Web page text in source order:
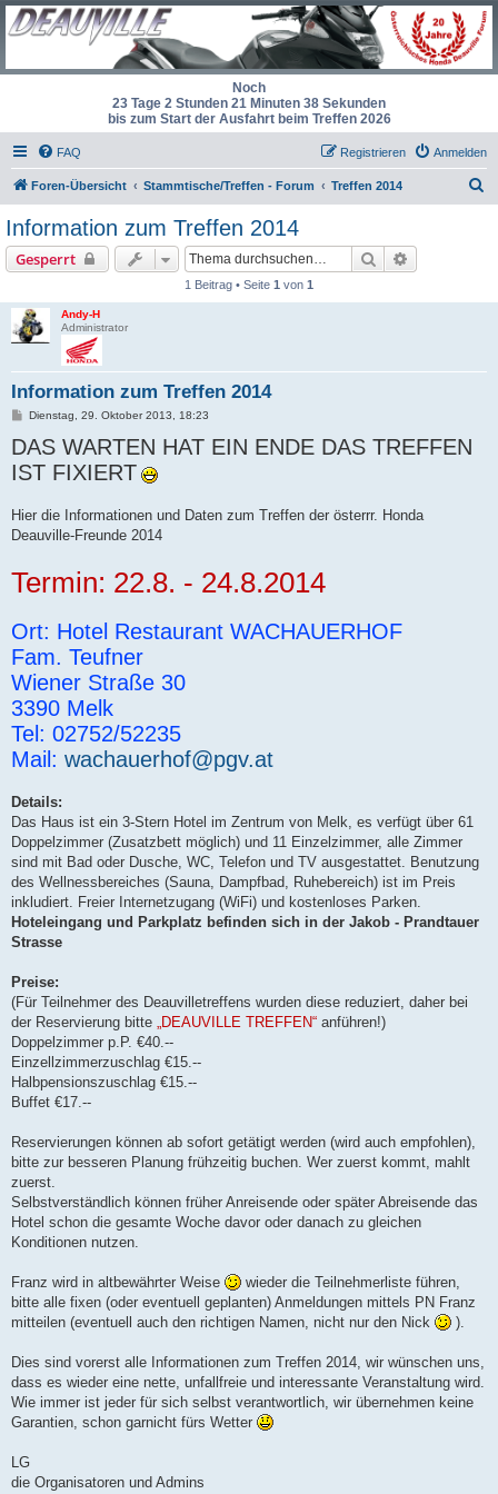
Noch
23 Tage 2 Stunden 21 Minuten 38 Sekunden
bis zum Start der Ausfahrt beim Treffen 2026
FAQ Anmelden
Registrieren
Foren-Übersicht Stammtische/Treffen - Forum Treffen 2014
Information zum Treffen 2014
Gesperrt Suche
1 Beitrag • Seite 1 von 1
Andy-H
Administrator
Information zum Treffen 2014
B
i
t
r
a
Dienstag, 29. Oktober 2013, 18:23
DAS WARTEN HAT EIN ENDE DAS TREFFEN
IST FIXIERT
Hier die Informationen und Daten zum Treffen der österrr. Honda
Deauville-Freunde 2014
Termin: 22.8. - 24.8.2014
Ort: Hotel Restaurant WACHAUERHOF
Fam. Teufner
Wiener Straße 30
3390 Melk
Tel: 02752/52235
Mail: wachauerhof@pgv.at
Details:
Das Haus ist ein 3-Stern Hotel im Zentrum von Melk, es verfügt über 61
Doppelzimmer (Zusatzbett möglich) und 11 Einzelzimmer, alle Zimmer
sind mit Bad oder Dusche, WC, Telefon und TV ausgestattet. Benutzung
des Wellnessbereiches (Sauna, Dampfbad, Ruhebereich) ist im Preis
inkludiert. Freier Internetzugang (WiFi) und kostenloses Parken.
Hoteleingang und Parkplatz befinden sich in der Jakob - Prandtauer
Strasse
Preise:
(Für Teilnehmer des Deauvilletreffens wurden diese reduziert, daher bei
der Reservierung bitte „DEAUVILLE TREFFEN“ anführen!)
Doppelzimmer p.P. €40.--
Einzellzimmerzuschlag €15.--
Halbpensionszuschlag €15.--
Buffet €17.--
Reservierungen können ab sofort getätigt werden (wird auch empfohlen),
bitte zur besseren Planung frühzeitig buchen. Wer zuerst kommt, mahlt
zuerst.
Selbstverständlich können früher Anreisende oder später Abreisende das
Hotel schon die gesamte Woche davor oder danach zu gleichen
Konditionen nutzen.
Franz wird in altbewährter Weise
wieder die Teilnehmerliste führen,
bitte alle fixen (oder eventuell geplanten) Anmeldungen mittels PN Franz
mitteilen (eventuell auch den richtigen Namen, nicht nur den Nick
).
Dies sind vorerst alle Informationen zum Treffen 2014, wir wünschen uns,
dass es wieder eine nette, unfallfreie und interessante Veranstaltung wird.
Wie immer ist jeder für sich selbst verantwortlich, wir übernehmen keine
Garantien, schon garnicht fürs Wetter
LG
die Organisatoren und Admins